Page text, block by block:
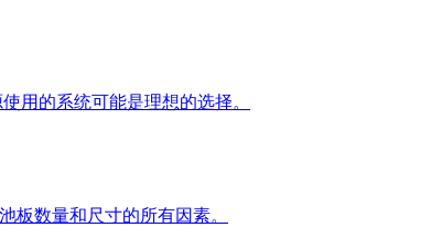
用的系统可能是理想的选择。
板数量和尺寸的所有因素。